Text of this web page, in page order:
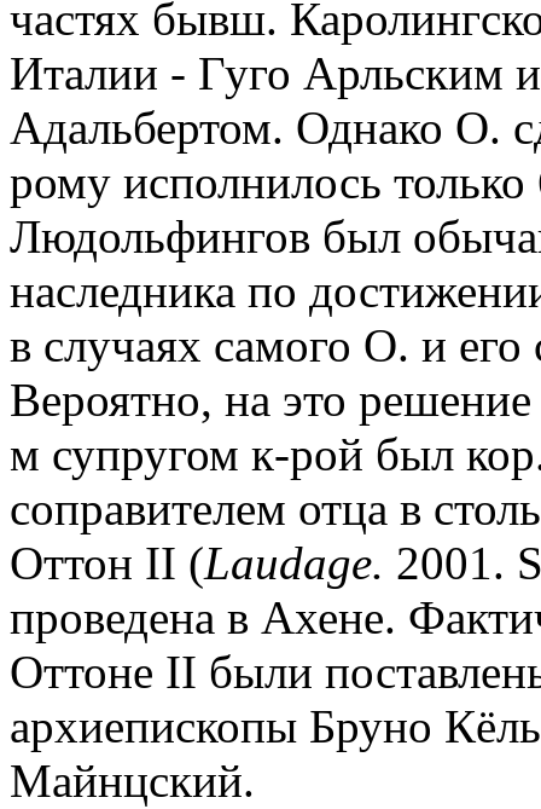
частях бывш.
Италии - Гуго Арльским
Адальбертом. Однако О.
рому исполнилось только
Людольфингов был
наследника по
в случаях самого О. и
Вероятно, на это
м супругом к-рой был
соправителем отца в
Оттон II (Laudage. 2001.
проведена в Ахене.
Оттоне II были
архиепископы Бруно
Майнцский.